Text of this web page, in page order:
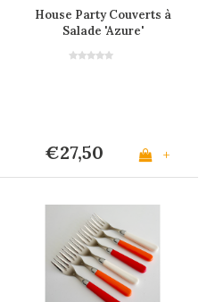
House Party Couverts à
Salade 'Azure'
€27,50 +